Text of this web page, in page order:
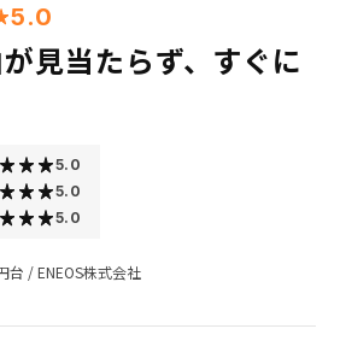
5.0
見当たらず、すぐに
5.0
5.0
5.0
台 /ENEOS株式会社